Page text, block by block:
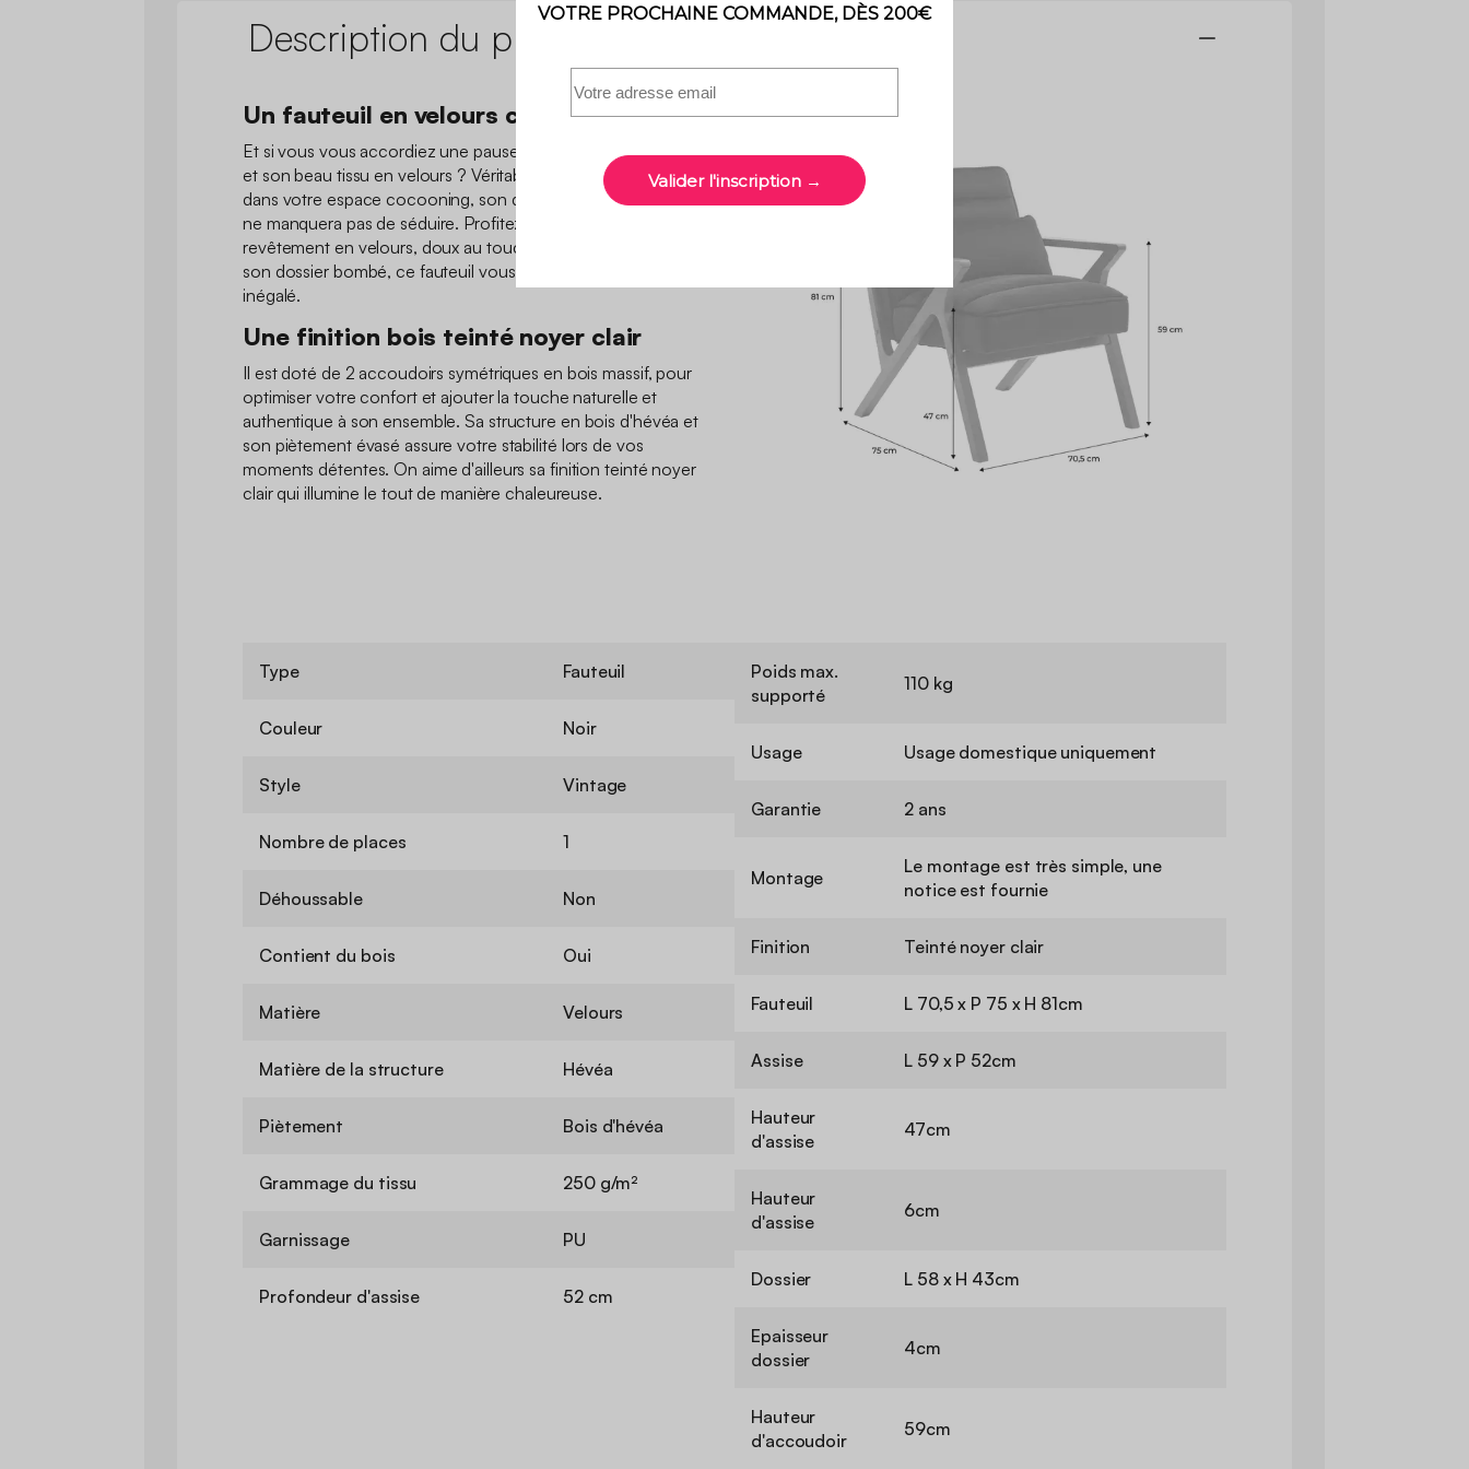
Description du produit
Un fauteuil en velours confortable
Et si vous vous accordiez une pause dans le fauteuil Antoine
et son beau tissu en velours ? Véritable atout de charme
dans votre espace cocooning, son design élégant et soigné
ne manquera pas de séduire. Profitez du confort de son
revêtement en velours, doux au toucher. Avec son assise et
son dossier bombé, ce fauteuil vous offre un confort
inégalé.
Une finition bois teinté noyer clair
Il est doté de 2 accoudoirs symétriques en bois massif, pour
optimiser votre confort et ajouter la touche naturelle et
authentique à son ensemble. Sa structure en bois d'hévéa et
son piètement évasé assure votre stabilité lors de vos
moments détentes. On aime d'ailleurs sa finition teinté noyer
clair qui illumine le tout de manière chaleureuse.
Type Fauteuil
Couleur Noir
Style Vintage
Nombre de places 1
Déhoussable Non
Contient du bois Oui
Matière Velours
Matière de la structure Hévéa
Piètement Bois d'hévéa
Grammage du tissu 250 g/m²
Garnissage PU
Profondeur d'assise 52 cm
Poids max.
supporté
110 kg
Usage Usage domestique uniquement
Garantie 2 ans
Montage
Le montage est très simple, une
notice est fournie
Finition Teinté noyer clair
Fauteuil L 70,5 x P 75 x H 81cm
Assise L 59 x P 52cm
Hauteur
d'assise
47cm
Hauteur
d'assise
6cm
Dossier L 58 x H 43cm
Epaisseur
dossier
4cm
Hauteur
d'accoudoir
59cm